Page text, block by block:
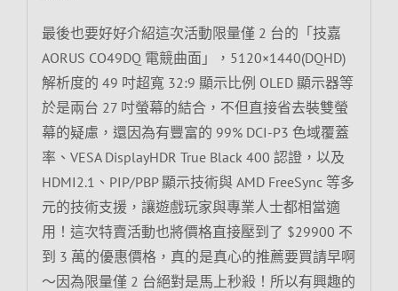
最後也要好好介紹這次活動限量僅 2 台的「技嘉
AORUS CO49DQ 電競曲面」，5120×1440(DQHD)
解析度的 49 吋超寬 32:9 顯示比例 OLED 顯示器等
於是兩台 27 吋螢幕的結合，不但直接省去裝雙螢
幕的疑慮，還因為有豐富的 99% DCI-P3 色域覆蓋
率、VESA DisplayHDR True Black 400 認證，以及
HDMI2.1、PIP/PBP 顯示技術與 AMD FreeSync 等多
元的技術支援，讓遊戲玩家與專業人士都相當適
用！這次特賣活動也將價格直接壓到了 $29900 不
到 3 萬的優惠價格，真的是真心的推薦要買請早啊
～因為限量僅 2 台絕對是馬上秒殺！所以有興趣的